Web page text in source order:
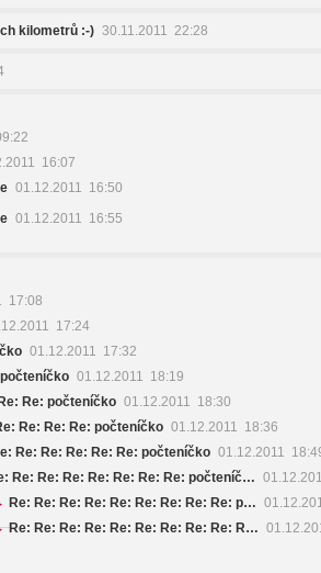
kilometrů :-) 30.11.2011 22:28
16:07
01.12.2011 16:50
01.12.2011 16:55
17:08
17:24
01.12.2011 17:32
01.12.2011 18:19
Re: počteníčko 01.12.2011 18:30
Re: Re: Re: počteníčko 01.12.2011 18:36
Re: Re: Re: Re: Re: počteníčko 01.12.2011
Re: Re: Re: Re: Re: Re: Re: počteníč…
Re: Re: Re: Re: Re: Re: Re: Re: Re: p…
Re: Re: Re: Re: Re: Re: Re: Re: Re: R…